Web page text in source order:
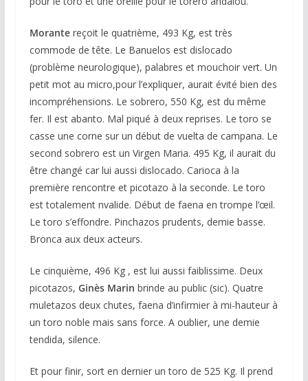
Morantereçoit le quatrième, 493 Kg, est très
commode de tête. Le Banuelos est dislocado
(problème neurologique), palabres et mouchoir vert. Un
petit mot au micro,pour l’expliquer, aurait évité bien des
incompréhensions. Le sobrero, 550 Kg, est du même
fer. Il est abanto. Mal piqué à deux reprises. Le toro se
casse une corne sur un début de vuelta de campana. Le
second sobrero est un Virgen Maria. 495 Kg, il aurait du
être changé car lui aussi dislocado. Carioca à la
première rencontre et picotazo à la seconde. Le toro
est totalement nvalide. Début de faena en trompe l’œil.
Le toro s’effondre. Pinchazos prudents, demie basse.
Bronca aux deux acteurs.
Le cinquième, 496 Kg , est lui aussi faiblissime. Deux
picotazos, Ginès Marin brinde au public (sic). Quatre
muletazos deux chutes, faena d’infirmier à mi-hauteur à
un toro noble mais sans force. A oublier, une demie
tendida, silence.
Et pour finir, sort en dernier un toro de 525 Kg. Il prend